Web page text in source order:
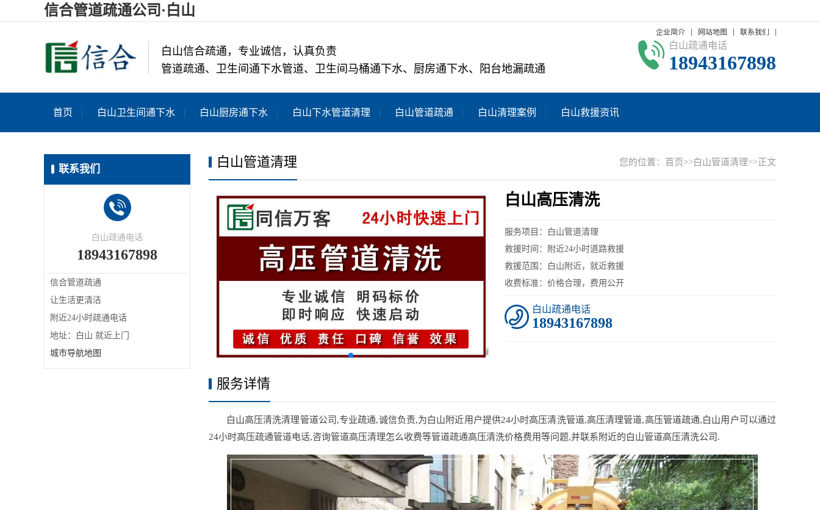
信合管道疏通公司·白山
企业简介 网站地图 联系我们
白山信合疏通，专业诚信，认真负责
管道疏通、卫生间通下水管道、卫生间马桶通下水、厨房通下水、阳台地漏疏通
白山疏通电话
18943167898
首页 白山卫生间通下水 白山厨房通下水 白山下水管道清理 白山管道疏通 白山清理案例 白山救援资讯
联系我们
白山疏通电话
18943167898
信合管道疏通
让生活更清洁
附近24小时疏通电话
地址：白山 就近上门
城市导航地图
您的位置： 首页>>白山管道清理>>正文
白山管道清理
白山高压清洗
服务项目：白山管道清理
救援时间：附近24小时道路救援
救援范围：白山附近，就近救援
收费标准：价格合理，费用公开
白山疏通电话
18943167898
服务详情
白山高压清洗清理管道公司,专业疏通,诚信负责,为白山附近用户提供24小时高压清洗管道,高压清理管道,高压管道疏通,白山用户可以通过
24小时高压疏通管道电话,咨询管道高压清理怎么收费等管道疏通高压清洗价格费用等问题,并联系附近的白山管道高压清洗公司.